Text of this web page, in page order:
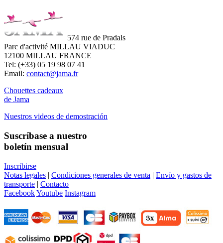
574 rue de Pradals
Parc d'activité MILLAU VIADUC
12100 MILLAU FRANCE
Tel: (+33) 05 19 98 07 41
Email: contact@jama.fr
Chouettes cadeaux
de Jama
Nuestros videos de demostración
Suscríbase a nuestro
boletín mensual
Inscribirse
Notas legales | Condiciones generales de venta | Envío y gastos de
transporte | Contacto
FacebookYoutube Instagram